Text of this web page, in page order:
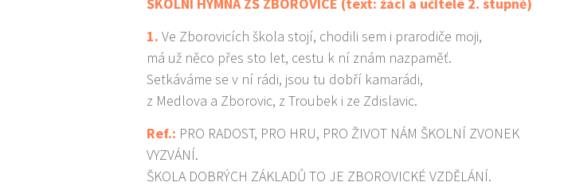
1. Ve Zborovicích škola stojí, chodili sem i prarodiče moji,
má už něco přes sto let, cestu k ní znám nazpaměť.
Setkáváme se v ní rádi, jsou tu dobří kamarádi,
z Medlova a Zborovic, z Troubek i ze Zdislavic.
Ref.: PRO RADOST, PRO HRU, PRO ŽIVOT NÁM ŠKOLNÍ ZVONEK
VYZVÁNÍ.
ŠKOLA DOBRÝCH ZÁKLADŮ TO JE ZBOROVICKÉ VZDĚLÁNÍ.